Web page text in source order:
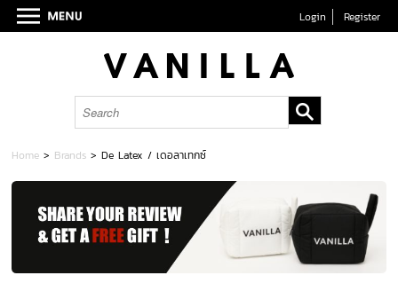
Login Register
Home > Brands >De Latex / เดอลาเทกซ์